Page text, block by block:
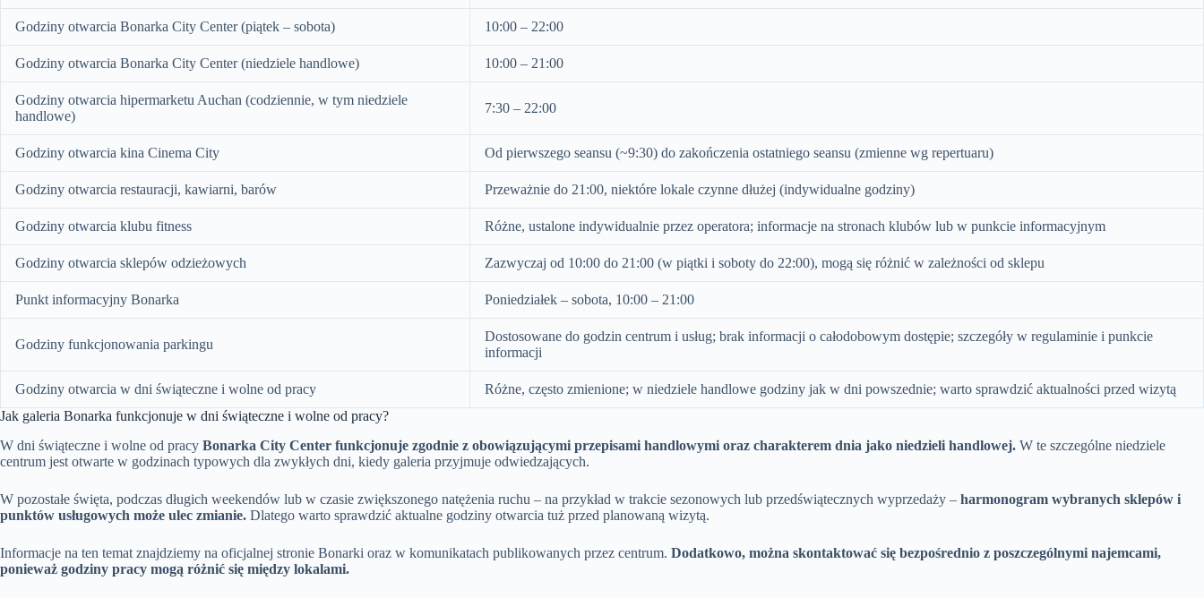
Godziny otwarcia Bonarka City Center (piątek – sobota) 10:00 – 22:00
Godziny otwarcia Bonarka City Center (niedziele handlowe) 10:00 – 21:00
Godziny otwarcia hipermarketu Auchan (codziennie, w tym niedziele
handlowe)
7:30 – 22:00
Godziny otwarcia kina Cinema City Od pierwszego seansu (~9:30) do zakończenia ostatniego seansu (zmienne wg repertuaru)
Godziny otwarcia restauracji, kawiarni, barów Przeważnie do 21:00, niektóre lokale czynne dłużej (indywidualne godziny)
Godziny otwarcia klubu fitness Różne, ustalone indywidualnie przez operatora; informacje na stronach klubów lub w punkcie informacyjnym
Godziny otwarcia sklepów odzieżowych Zazwyczaj od 10:00 do 21:00 (w piątki i soboty do 22:00), mogą się różnić w zależności od sklepu
Punkt informacyjny Bonarka Poniedziałek – sobota, 10:00 – 21:00
Godziny funkcjonowania parkingu
Dostosowane do godzin centrum i usług; brak informacji o całodobowym dostępie; szczegóły w regulaminie i punkcie
informacji
Godziny otwarcia w dni świąteczne i wolne od pracy
Różne, często zmienione; w niedziele handlowe godziny jak w dni powszednie; warto sprawdzić aktualności przed wizytą
Jak galeria Bonarka funkcjonuje w dni świąteczne i wolne od pracy?
W dni świąteczne i wolne od pracy Bonarka City Center funkcjonuje zgodnie z obowiązującymi przepisami handlowymi oraz charakterem dnia jako niedzieli handlowej. W te szczególne niedziele
centrum jest otwarte w godzinach typowych dla zwykłych dni, kiedy galeria przyjmuje odwiedzających.
W pozostałe święta, podczas długich weekendów lub w czasie zwiększonego natężenia ruchu – na przykład w trakcie sezonowych lub przedświątecznych wyprzedaży – harmonogram wybranych sklepów i
punktów usługowych może ulec zmianie. Dlatego warto sprawdzić aktualne godziny otwarcia tuż przed planowaną wizytą.
Informacje na ten temat znajdziemy na oficjalnej stronie Bonarki oraz w komunikatach publikowanych przez centrum. Dodatkowo, można skontaktować się bezpośrednio z poszczególnymi najemcami,
ponieważ godziny pracy mogą różnić się między lokalami.